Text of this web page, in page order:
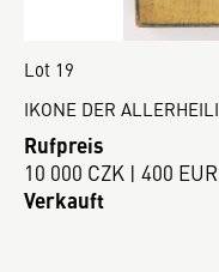
Lot 19
IKONE DER
Rufpreis
10 000 CZK | 400 EUR
Verkauft